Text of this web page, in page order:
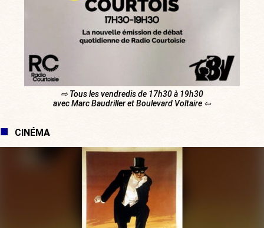
⇨ Tous les vendredis de 17h30 à 19h30
avec Marc Baudriller et Boulevard Voltaire ⇦
CINÉMA